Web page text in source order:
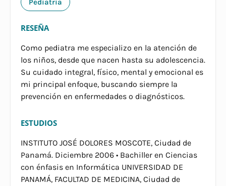
Pediatria
RESEÑA
Como pediatra me especializo en la atención de
los niños, desde que nacen hasta su adolescencia.
Su cuidado integral, físico, mental y emocional es
mi principal enfoque, buscando siempre la
prevención en enfermedades o diagnósticos.
ESTUDIOS
INSTITUTO JOSÉ DOLORES MOSCOTE, Ciudad de
Panamá. Diciembre 2006 • Bachiller en Ciencias
con énfasis en Informática UNIVERSIDAD DE
PANAMÁ, FACULTAD DE MEDICINA, Ciudad de